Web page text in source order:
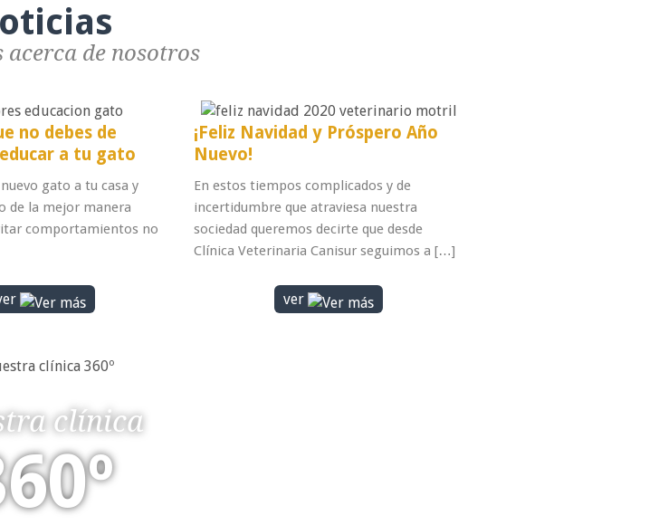
acerca de nosotros
no debes de
a tu gato
gato a tu casa y
de la mejor manera
comportamientos no
¡Feliz Navidad y Próspero Año
Nuevo!
En estos tiempos complicados y de
incertidumbre que atraviesa nuestra
sociedad queremos decirte que desde
Clínica Veterinaria Canisur seguimos a […]
ver
clínica